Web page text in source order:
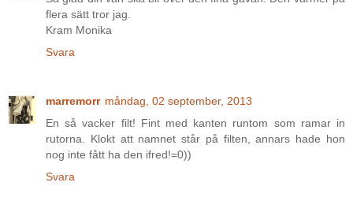
flera sätt tror jag.
Kram Monika
Svara
marremorr måndag, 02 september, 2013
En så vacker filt! Fint med kanten runtom som ramar in
rutorna. Klokt att namnet står på filten, annars hade hon
nog inte fått ha den ifred!=0))
Svara